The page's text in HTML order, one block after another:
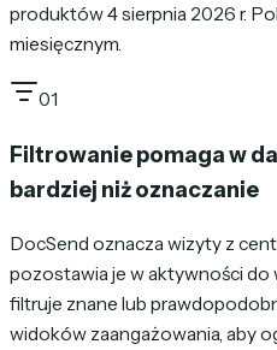
produktów 4 sierpnia 2026 r.
miesięcznym.
01
Filtrowanie pomaga w
bardziej niż oznaczanie
DocSend oznacza wizyty z
pozostawia je w aktywności do
filtruje znane lub
widoków zaangażowania, aby